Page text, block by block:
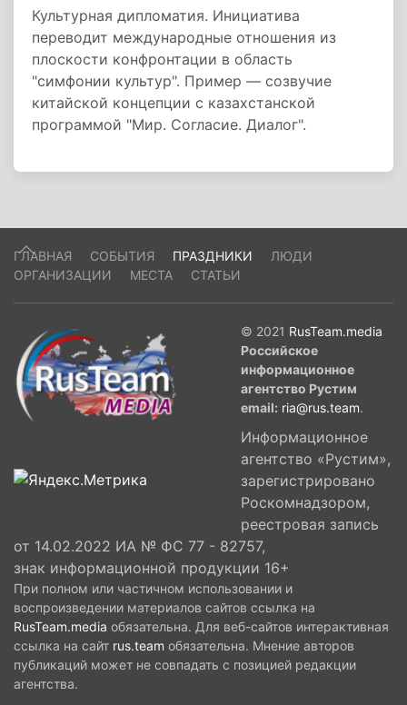
Культурная дипломатия. Инициатива
переводит международные отношения из
плоскости конфронтации в область
"симфонии культур". Пример — созвучие
китайской концепции с казахстанской
программой "Мир. Согласие. Диалог".
ГЛАВНАЯ СОБЫТИЯ ПРАЗДНИКИ
ЛЮДИ
ОРГАНИЗАЦИИ
МЕСТА СТАТЬИ
© 2021 RusTeam.media
Российское
информационное
агентство Рустим
email: ria@rus.team.
Информационное
агентство «Рустим»,
зарегистрировано
Роскомнадзором,
реестровая запись
от 14.02.2022 ИА № ФС 77 - 82757,
знак информационной продукции 16+
При полном или частичном использовании и
воспроизведении материалов сайтов ссылка на
RusTeam.media обязательна. Для веб-сайтов интерактивная
ссылка на сайт rus.team обязательна. Мнение авторов
публикаций может не совпадать с позицией редакции
агентства.